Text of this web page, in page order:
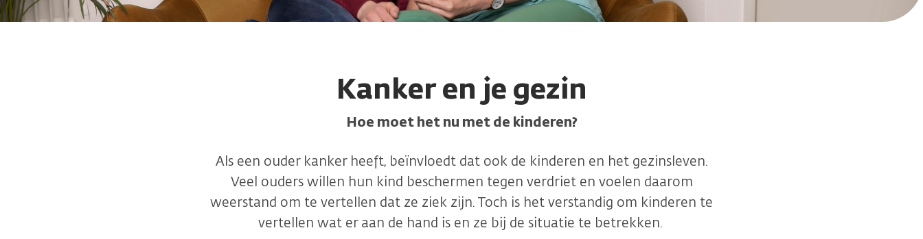
Kanker en je gezin
Hoe moet het nu met de kinderen?
Als een ouder kanker heeft, beïnvloedt dat ook de kinderen en het gezinsleven.
Veel ouders willen hun kind beschermen tegen verdriet en voelen daarom
weerstand om te vertellen dat ze ziek zijn. Toch is het verstandig om kinderen te
vertellen wat er aan de hand is en ze bij de situatie te betrekken.